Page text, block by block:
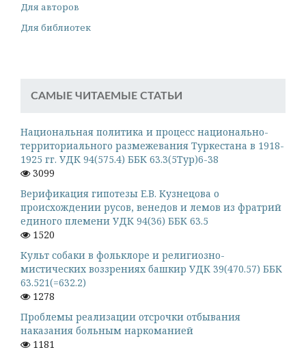
Для авторов
Для библиотек
САМЫЕ ЧИТАЕМЫЕ СТАТЬИ
Национальная политика и процесс национально-
территориального размежевания Туркестана в 1918-
1925 гг. УДК 94(575.4) ББК 63.3(5Тур)6-38
3099
Верификация гипотезы Е.В. Кузнецова о
происхождении русов, венедов и лемов из фратрий
единого племени УДК 94(36) ББК 63.5
1520
Культ собаки в фольклоре и религиозно-
мистических воззрениях башкир УДК 39(470.57) ББК
63.521(=632.2)
1278
Проблемы реализации отсрочки отбывания
наказания больным наркоманией
1181